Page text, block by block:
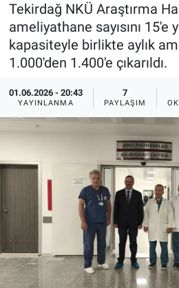
Tekirdağ NKÜ Araştırma
ameliyathane sayısını 15'e
kapasiteyle birlikte aylık
1.000'den 1.400'e çıkarıldı.
01.06.2026 - 20:43
YAYINLANMA
7
PAYLAŞIM